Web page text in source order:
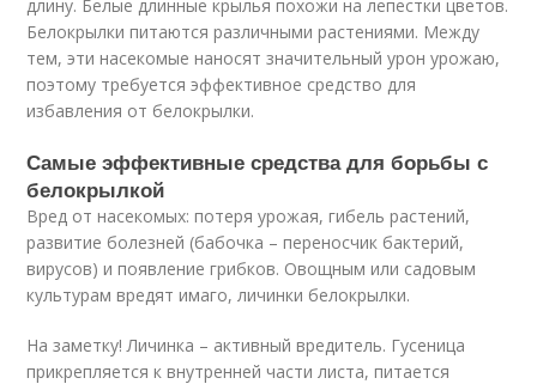
длину. Белые длинные крылья похожи на лепестки цветов.
Белокрылки питаются различными растениями. Между
тем, эти насекомые наносят значительный урон урожаю,
поэтому требуется эффективное средство для
избавления от белокрылки.
Самые эффективные средства для борьбы с
белокрылкой
Вред от насекомых: потеря урожая, гибель растений,
развитие болезней (бабочка – переносчик бактерий,
вирусов) и появление грибков. Овощным или садовым
культурам вредят имаго, личинки белокрылки.
На заметку! Личинка – активный вредитель. Гусеница
прикрепляется к внутренней части листа, питается